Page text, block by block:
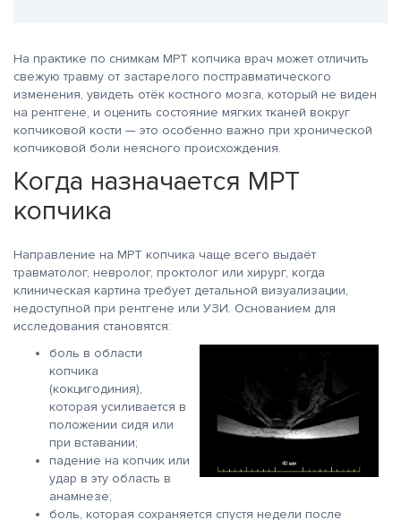
На практике по снимкам МРТ копчика врач может отличить
свежую травму от застарелого посттравматического
изменения, увидеть отёк костного мозга, который не виден
на рентгене, и оценить состояние мягких тканей вокруг
копчиковой кости — это особенно важно при хронической
копчиковой боли неясного происхождения.
Когда назначается МРТ
копчика
Направление на МРТ копчика чаще всего выдаёт
травматолог, невролог, проктолог или хирург, когда
клиническая картина требует детальной визуализации,
недоступной при рентгене или УЗИ. Основанием для
исследования становятся:
боль в области
копчика
(кокцигодиния),
которая усиливается в
положении сидя или
при вставании;
падение на копчик или
удар в эту область в
анамнезе;
боль, которая сохраняется спустя недели после